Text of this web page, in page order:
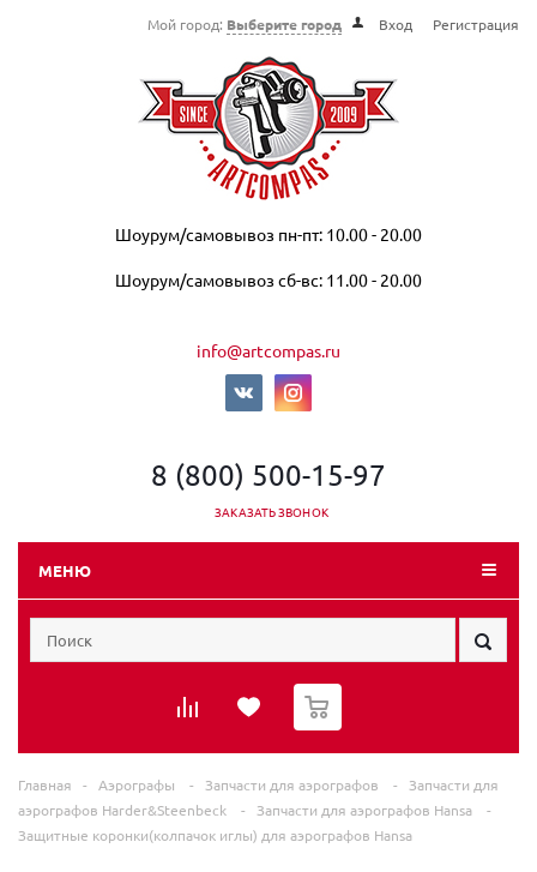
Мой город: Выберите город Вход Регистрация
Шоурум/самовывоз пн-пт: 10.00 - 20.00
Шоурум/самовывоз сб-вс: 11.00 - 20.00
info@artcompas.ru
8 (800) 500-15-97
ЗАКАЗАТЬ ЗВОНОК
МЕНЮ
0
Главная - Аэрографы - Запчасти для аэрографов -
Запчасти для
аэрографов Harder&Steenbeck
- Запчасти для аэрографов Hansa
-
Защитные коронки(колпачок иглы) для аэрографов Hansa